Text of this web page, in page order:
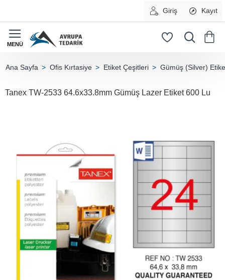
Giriş Kayıt
Ofis Kırtasiye Etiket Çeşitleri Gümüş (Silver)
Tanex TW-2533 64.6x33.8mm Gümüş Lazer Etiket 600 Lu